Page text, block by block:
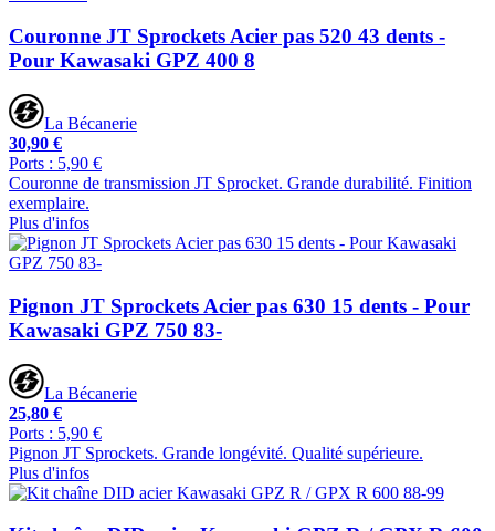
Couronne JT Sprockets Acier pas 520 43 dents -
Pour Kawasaki GPZ 400 8
La Bécanerie
30,90 €
Ports : 5,90 €
Couronne de transmission JT Sprocket. Grande durabilité. Finition
exemplaire.
Plus d'infos
Pignon JT Sprockets Acier pas 630 15 dents - Pour
Kawasaki GPZ 750 83-
La Bécanerie
25,80 €
Ports : 5,90 €
Pignon JT Sprockets. Grande longévité. Qualité supérieure.
Plus d'infos